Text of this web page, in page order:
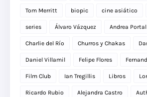
Tom Merritt biopic cine asiático
series Álvaro Vázquez Andrea Portal
Charlie del Río Churros y Chakas
Daniel Villamil Felipe Flores
Film Club Ian Tregillis Libros
Ricardo Rubio Alejandra Castro